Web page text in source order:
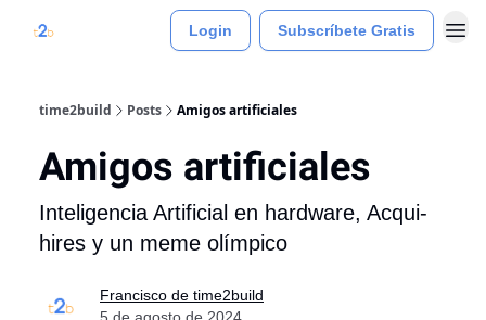
Login Subscríbete Gratis
time2build Posts Amigos artificiales
Amigos artificiales
Inteligencia Artificial en hardware, Acqui-
hires y un meme olímpico
Francisco de time2build